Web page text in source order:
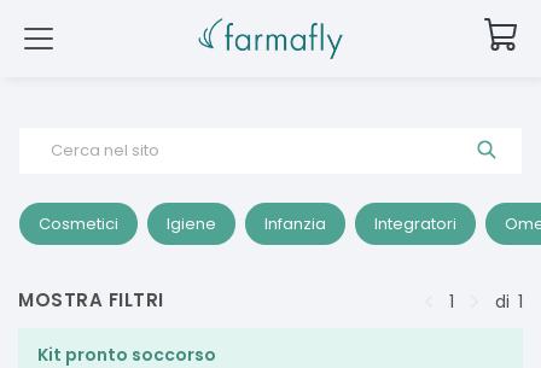
Cerca nel sito
Cosmetici Igiene Infanzia Integratori
MOSTRA FILTRI 1 di 1
Kit pronto soccorso